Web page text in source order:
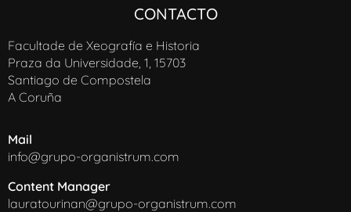
CONTACTO
Facultade de Xeografía e Historia
Praza da Universidade, 1, 15703
Santiago de Compostela
A Coruña
Mail
info@grupo-organistrum.com
Content Manager
lauratourinan@grupo-organistrum.com